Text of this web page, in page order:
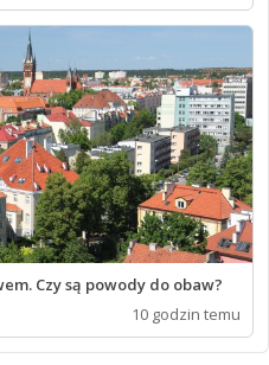
Czy są powody do obaw?
10 godzin temu